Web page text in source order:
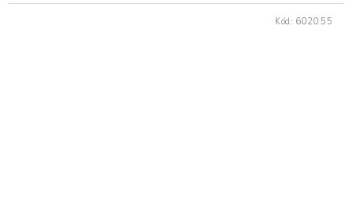
Kód: 6020.55